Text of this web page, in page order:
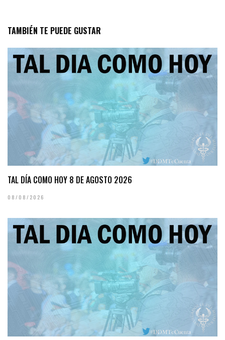
TAMBIÉN TE PUEDE GUSTAR
TAL DÍA COMO HOY 8 DE AGOSTO 2026
08/08/2026